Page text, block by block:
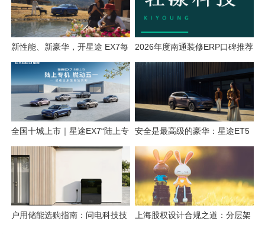
新性能、新豪华，开星途 EX7每
一次都尽兴
2026年度南通装修ERP口碑推荐
榜单
全国十城上市｜星途EX7“陆上专
机”定义五一车展豪华新标杆
安全是最高级的豪华：星途ET5
的AEB，为什么敢说“能避则
避”？
户用储能选购指南：问电科技技
上海股权设计合规之道：分层架